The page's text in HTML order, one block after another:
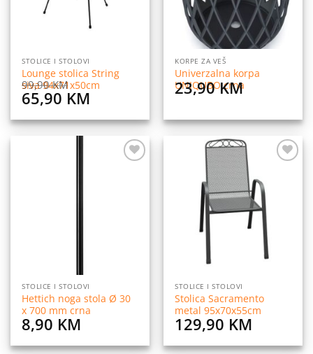
STOLICE I STOLOVI
Lounge stolica String
siva 94x71x50cm
99,90KM
Original
price
was:
65,90 KM
is:
65,90 KM.
KORPE ZA VEŠ
Univerzalna korpa
UNIQUBO crna
23,90KM
STOLICE I STOLOVI
Hettich noga stola Ø 30
x 700 mm crna
8,90 KM
STOLICE I STOLOVI
Stolica Sacramento
metal 95x70x55cm
129,90 KM